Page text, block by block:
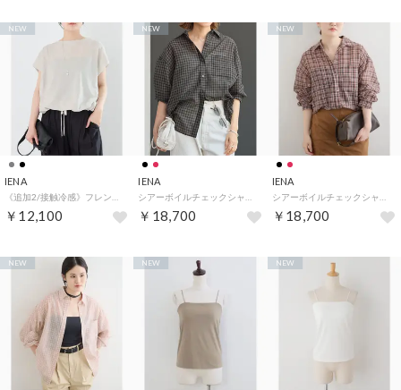
IENA
￥12,100
NEW
IENA
￥18,700
NEW
IENA
￥18,700
NEW
NEW NEW NEW